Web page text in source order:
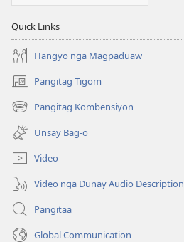
Quick Links
Hangyo nga Magpaduaw
Pangitag Tigom
(mo-
open
ug
bag-
ong
window)
Pangitag Kombensiyon
(mo-
open
ug
bag-
ong
window)
Unsay Bag-o
Video
Video nga Dunay Audio Description
Pangitaa
Global Communication